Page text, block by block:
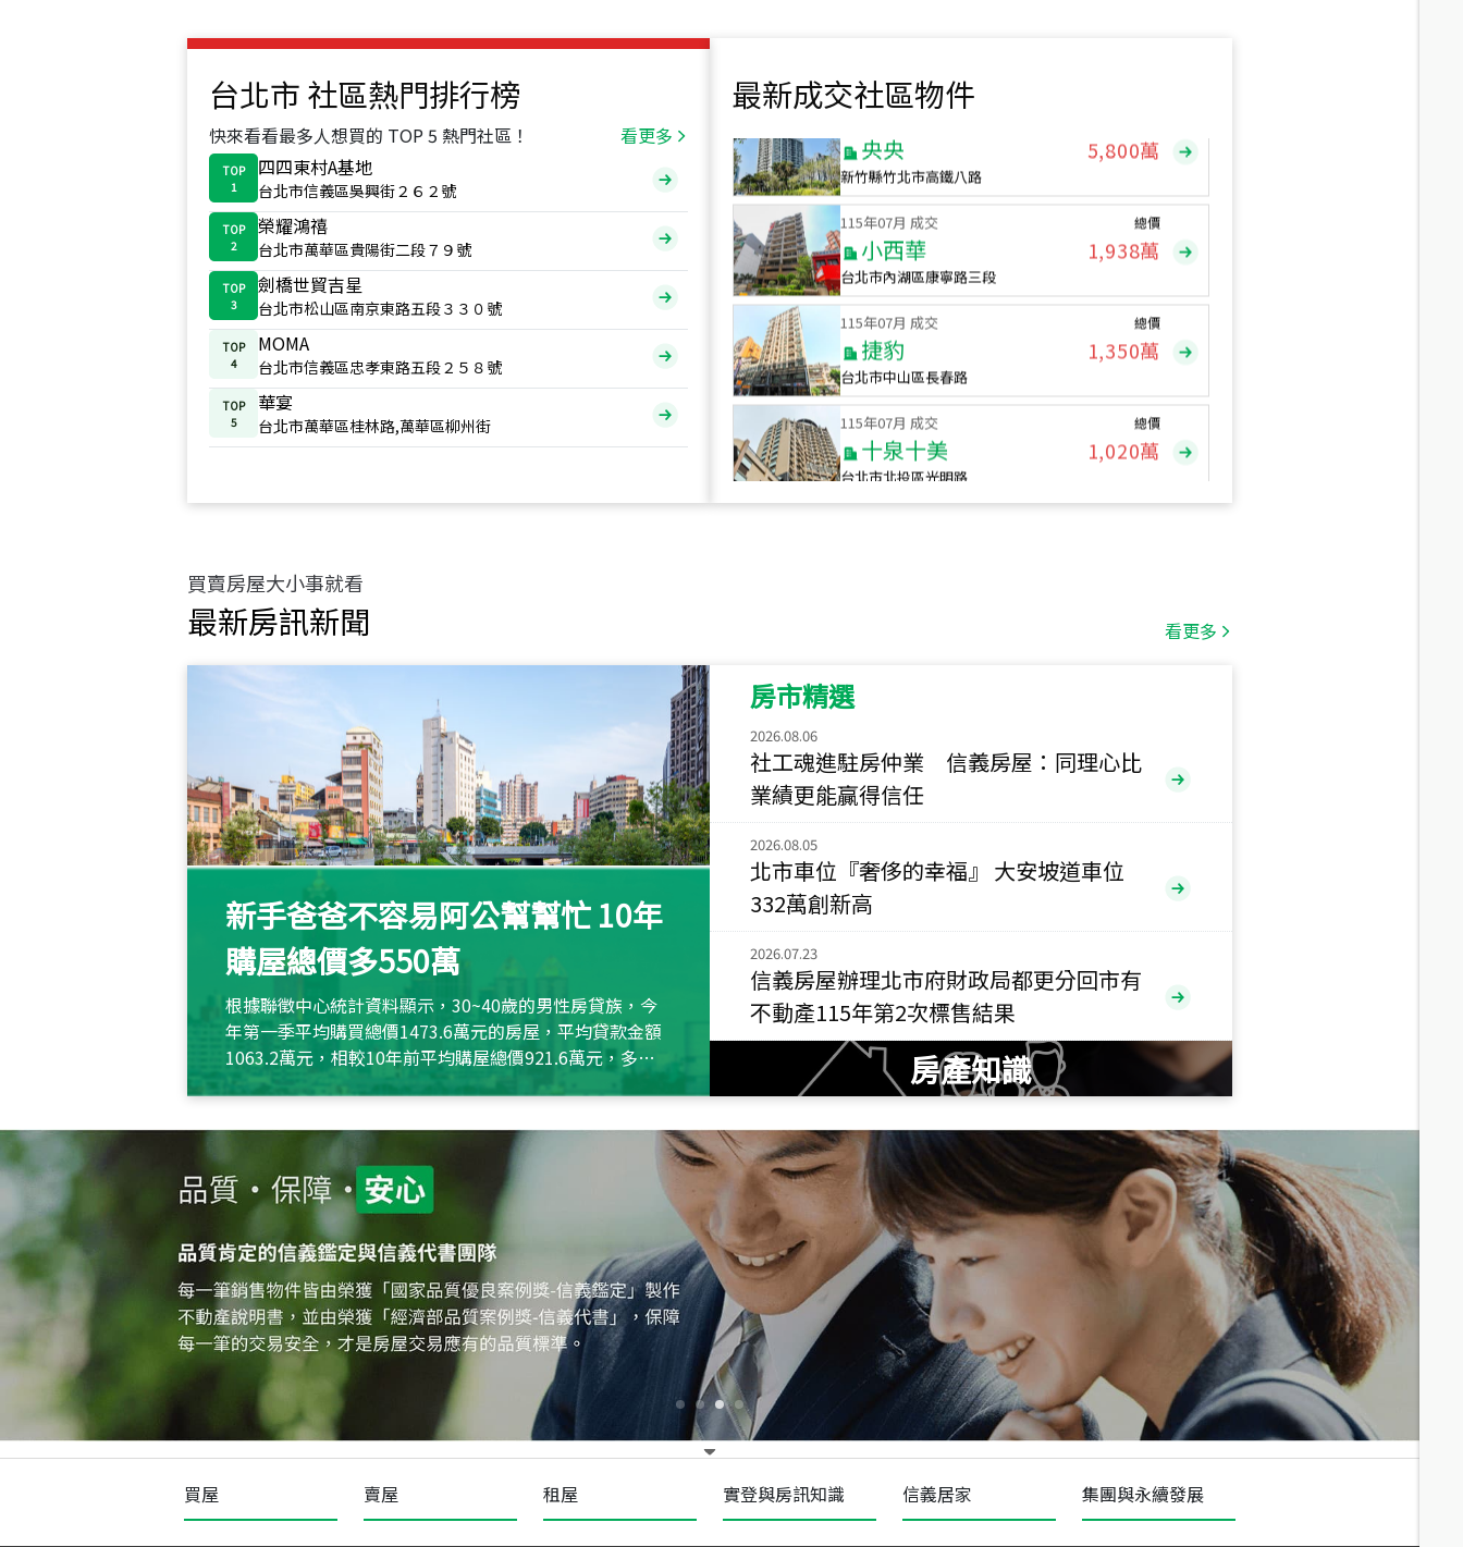
台北市 社區熱門排行榜
快來看看最多人想買的 TOP 5 熱門社區！ 看更多
TOP
1
四四東村A基地
台北市信義區吳興街２６２號
TOP
2
榮耀鴻禧
台北市萬華區貴陽街二段７９號
TOP
3
劍橋世貿吉星
台北市松山區南京東路五段３３０號
TOP
4
MOMA
台北市信義區忠孝東路五段２５８號
TOP
5
華宴
台北市萬華區桂林路,萬華區柳州街
最新成交社區物件
115年07月 成交
新竹縣竹北市高鐵八路
小西華
台北市內湖區康寧路三段
1,938萬
捷豹
台北市中山區長春路
1,350萬
十泉十美
台北市北投區光明路
1,020萬
115年07月 成交
115
新北市永和區環河西路二段
115年07月 成交
央央 5,800萬
115年
小西華 1,938萬
115 年07月 成交
捷豹
台北市中山區長春路
115年07月 成交
十泉十美
台北市北投區光明路
總價
1,020萬
年 07月 成交
四維天廈
新竹市新竹市四維路
總價
490萬
115 月 成交
菁英典藏
新竹市新竹市慈祥路
1,808
買賣房屋大小事就看
最新房訊新聞 看更多
新手爸爸不容易阿公幫幫忙 10年
購屋總價多550萬
根據聯徵中心統計資料顯示，30~40歲的男性房貸族，今
年第一季平均購買總價1473.6萬元的房屋，平均貸款金額
1063.2萬元，相較10年前平均購屋總價921.6萬元，多出
約550萬元，且貸款金額也多
房市精選
2026.08.06
社工魂進駐房仲業 信義房屋：同理心比
業績更能贏得信任
2026.08.05
北市車位『奢侈的幸福』 大安坡道車位
332萬創新高
2026.07.23
信義房屋辦理北市府財政局都更分回市有
不動產115年第2次標售結果
房產知識
買屋 賣屋 租屋 實登與房訊知識 信義居家 集團與永續發展